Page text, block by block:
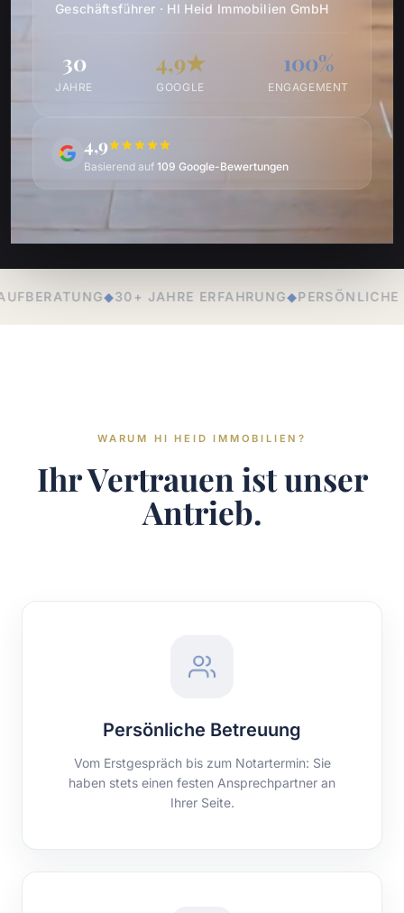
Geschäftsführer · HI Heid Immobilien GmbH
30
JAHRE
4,9★
GOOGLE
100%
ENGAGEMENT
4,9
Basierend auf 109 Google-Bewertungen
◆PERSÖNLICHE BETREUUNG◆LOKALE
WARUM HI HEID IMMOBILIEN?
Ihr Vertrauen ist unser
Antrieb.
Persönliche Betreuung
Vom Erstgespräch bis zum Notartermin: Sie
haben stets einen festen Ansprechpartner an
Ihrer Seite.